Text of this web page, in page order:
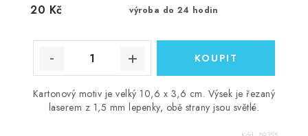
výroba do 24 hodin
20 Kč
Kartonový motiv je velký 10,6 x 3,6 cm. Výsek je řezaný
laserem z 1,5 mm lepenky, obě strany jsou světlé.